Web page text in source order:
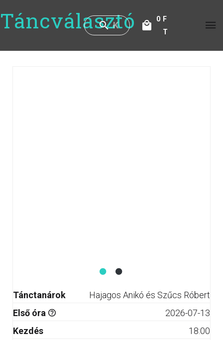
Táncválasztó
F
T
0
Tánctanárok
Hajagos Anikó és Szűcs Róbert
Első óra
2026-07-13
Kezdés
18:00